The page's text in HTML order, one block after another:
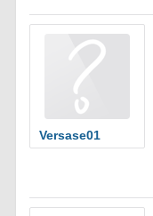
Versase01